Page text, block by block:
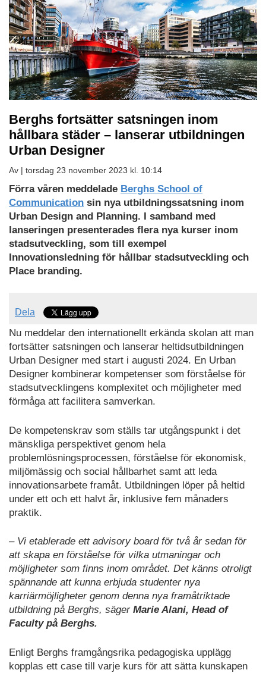
Berghs fortsätter satsningen inom
hållbara städer – lanserar utbildningen
Urban Designer
Av | torsdag 23 november 2023 kl. 10:14
Förra våren meddelade Berghs School of
Communication sin nya utbildningssatsning inom
Urban Design and Planning. I samband med
lanseringen presenterades flera nya kurser inom
stadsutveckling, som till exempel
Innovationsledning för hållbar stadsutveckling och
Place branding.
Dela
Nu meddelar den internationellt erkända skolan att man
fortsätter satsningen och lanserar heltidsutbildningen
Urban Designer med start i augusti 2024. En Urban
Designer kombinerar kompetenser som förståelse för
stadsutvecklingens komplexitet och möjligheter med
förmåga att facilitera samverkan.
De kompetenskrav som ställs tar utgångspunkt i det
mänskliga perspektivet genom hela
problemlösningsprocessen, förståelse för ekonomisk,
miljömässig och social hållbarhet samt att leda
innovationsarbete framåt. Utbildningen löper på heltid
under ett och ett halvt år, inklusive fem månaders
praktik.
– Vi etablerade ett advisory board för två år sedan för
att skapa en förståelse för vilka utmaningar och
möjligheter som finns inom området. Det känns otroligt
spännande att kunna erbjuda studenter nya
karriärmöjligheter genom denna nya framåtriktade
utbildning på Berghs, säger Marie Alani, Head of
Faculty på Berghs.
Enligt Berghs framgångsrika pedagogiska upplägg
kopplas ett case till varje kurs för att sätta kunskapen